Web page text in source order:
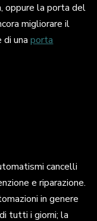
oppure la porta del
migliorare il
di unaporta
cancelli
e riparazione.
in genere
tutti i giorni; la